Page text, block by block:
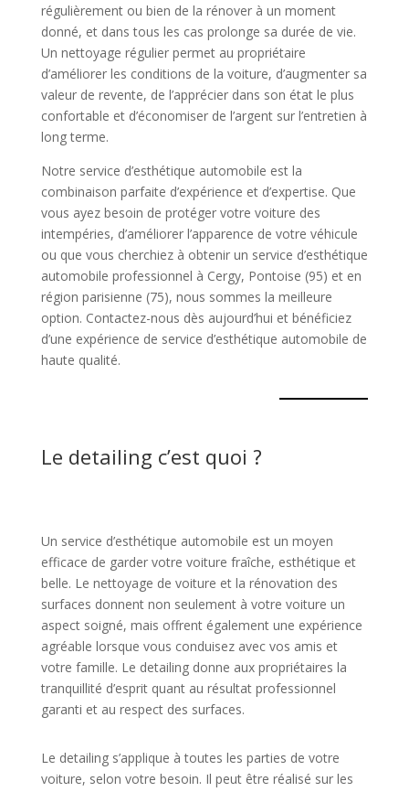
régulièrement ou bien de la rénover à un moment
donné, et dans tous les cas prolonge sa durée de vie.
Un nettoyage régulier permet au propriétaire
d’améliorer les conditions de la voiture, d’augmenter sa
valeur de revente, de l’apprécier dans son état le plus
confortable et d’économiser de l’argent sur l’entretien à
long terme.
Notre service d’esthétique automobile est la
combinaison parfaite d’expérience et d’expertise. Que
vous ayez besoin de protéger votre voiture des
intempéries, d’améliorer l’apparence de votre véhicule
ou que vous cherchiez à obtenir un service d’esthétique
automobile professionnel à Cergy, Pontoise (95) et en
région parisienne (75), nous sommes la meilleure
option. Contactez-nous dès aujourd’hui et bénéficiez
d’une expérience de service d’esthétique automobile de
haute qualité.
Le detailing c’est quoi ?
Un service d’esthétique automobile est un moyen
efficace de garder votre voiture fraîche, esthétique et
belle. Le nettoyage de voiture et la rénovation des
surfaces donnent non seulement à votre voiture un
aspect soigné, mais offrent également une expérience
agréable lorsque vous conduisez avec vos amis et
votre famille. Le detailing donne aux propriétaires la
tranquillité d’esprit quant au résultat professionnel
garanti et au respect des surfaces.
Le detailing s’applique à toutes les parties de votre
voiture, selon votre besoin. Il peut être réalisé sur les